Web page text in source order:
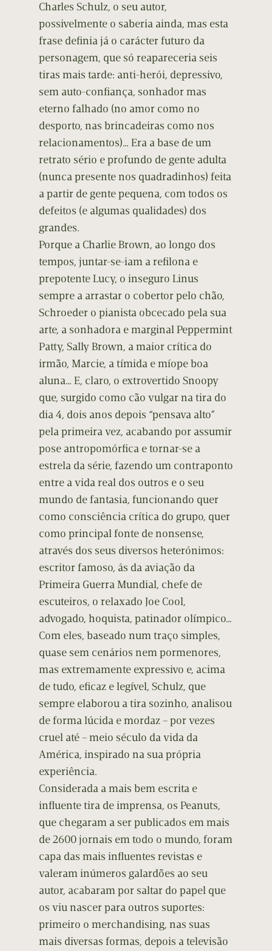
Charles Schulz, o seu autor,
possivelmente o saberia ainda, mas esta
frase definia já o carácter futuro da
personagem, que só reapareceria seis
tiras mais tarde: anti-herói, depressivo,
sem auto-confiança, sonhador mas
eterno falhado (no amor como no
desporto, nas brincadeiras como nos
relacionamentos)… Era a base de um
retrato sério e profundo de gente adulta
(nunca presente nos quadradinhos) feita
a partir de gente pequena, com todos os
defeitos (e algumas qualidades) dos
grandes.
Porque a Charlie Brown, ao longo dos
tempos, juntar-se-iam a refilona e
prepotente Lucy, o inseguro Linus
sempre a arrastar o cobertor pelo chão,
Schroeder o pianista obcecado pela sua
arte, a sonhadora e marginal Peppermint
Patty, Sally Brown, a maior crítica do
irmão, Marcie, a tímida e míope boa
aluna… E, claro, o extrovertido Snoopy
que, surgido como cão vulgar na tira do
dia 4, dois anos depois “pensava alto”
pela primeira vez, acabando por assumir
pose antropomórfica e tornar-se a
estrela da série, fazendo um contraponto
entre a vida real dos outros e o seu
mundo de fantasia, funcionando quer
como consciência crítica do grupo, quer
como principal fonte de nonsense,
através dos seus diversos heterónimos:
escritor famoso, ás da aviação da
Primeira Guerra Mundial, chefe de
escuteiros, o relaxado Joe Cool,
advogado, hoquista, patinador olímpico…
Com eles, baseado num traço simples,
quase sem cenários nem pormenores,
mas extremamente expressivo e, acima
de tudo, eficaz e legível, Schulz, que
sempre elaborou a tira sozinho, analisou
de forma lúcida e mordaz – por vezes
cruel até – meio século da vida da
América, inspirado na sua própria
experiência.
Considerada a mais bem escrita e
influente tira de imprensa, os Peanuts,
que chegaram a ser publicados em mais
de 2600 jornais em todo o mundo, foram
capa das mais influentes revistas e
valeram inúmeros galardões ao seu
autor, acabaram por saltar do papel que
os viu nascer para outros suportes:
primeiro o merchandising, nas suas
mais diversas formas, depois a televisão